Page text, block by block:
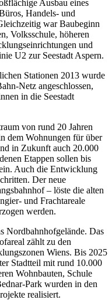
Ausbau eines
Handels- und
war Baubeginn
Volksschule, höheren
und
U2 zur Seestadt Aspern.
Stationen 2013 wurde
Netz angeschlossen,
in die Seestadt
von rund 20 Jahren
dem Wohnungen für über
in Zukunft auch 20.000
Etappen sollen bis
Auch die Entwicklung
Der neue
– löste die alten
und Frachtareale
werden.
Nordbahnhofgelände. Das
zählt zu den
Wiens. Bis 2025
Stadtteil mit rund 10.000
Wohnbauten, Schule
Park wurden in den
realisiert.